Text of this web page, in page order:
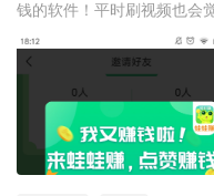
钱的软件！平时刷视频也会